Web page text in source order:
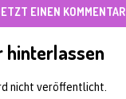
EINEN KOMMENTAR
hinterlassen
nicht veröffentlicht.